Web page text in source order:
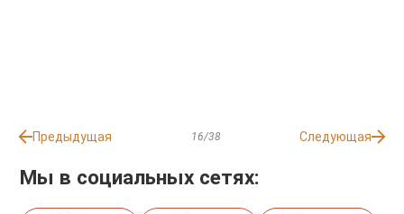
Предыдущая 16/38 Следующая
Мы в социальных сетях: